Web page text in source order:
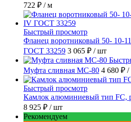
722 ₽ / м
Быстрый просмотр
Фланец воротниковый 50- 10-
ГОСТ 33259 3 065 ₽ / шт
Муфта сливная МС-80 4 680 ₽ /
Быстрый просмотр
Камлок алюминиевый тип FC,
8 925 ₽ / шт
Рекомендуем